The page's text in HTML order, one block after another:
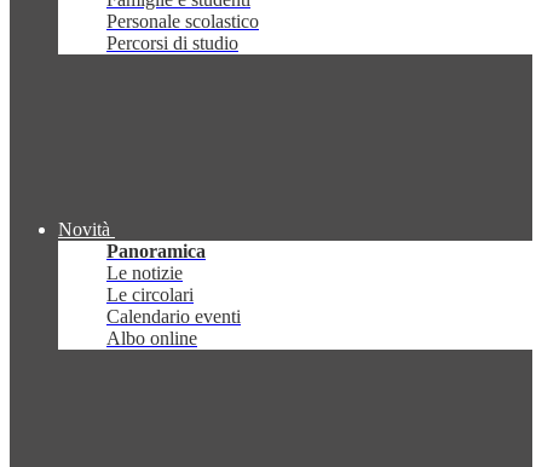
Personale scolastico
Percorsi di studio
Novità
Panoramica
Le notizie
Le circolari
Calendario eventi
Albo online